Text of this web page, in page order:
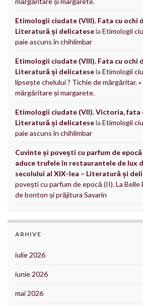
Etimologii ciudate (VIII). Fata cu ochi
Literatură și delicatesela Etimologii
paie ascuns în chihlimbar
Etimologii ciudate (VIII). Fata cu ochi
Literatură și delicatesela Etimologii
lipsește chelului ? Tichie de mărgăritar.
mărgăritare și margarete.
Etimologii ciudate (VII). Victoria, fata
Literatură și delicatesela Etimologii
paie ascuns în chihlimbar
Cuvinte și povești cu parfum de
aduce trufele în restaurantele de lux
secolului al XIX-lea – Literatură și
povești cu parfum de epocă (II). La
de bonton și prăjitura Savarin
ARHIVE
iulie 2026
iunie 2026
mai 2026